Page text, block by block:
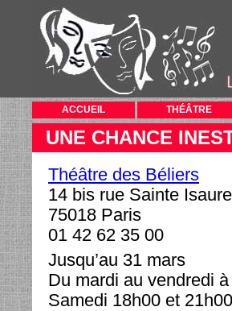
ACCUEIL THÉÂTRE
UNE CHANCE
Théâtre des Béliers
14 bis rue Sainte Isaure
75018 Paris
01 42 62 35 00
Jusqu’au 31 mars
Du mardi au vendredi
Samedi 18h00 et 21h00